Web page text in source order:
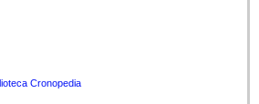
Cronopedia